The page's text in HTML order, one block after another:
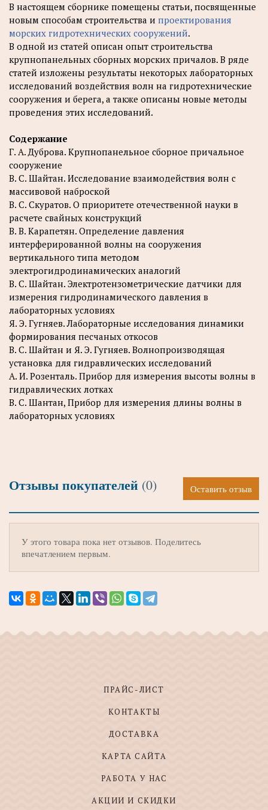
В настоящем сборнике помещены статьи, посвященные
новым способам строительства и проектирования
морских гидротехнических сооружений.
В одной из статей описан опыт строительства
крупнопанельных сборных морских причалов. В ряде
статей изложены результаты некоторых лабораторных
исследований воздействия волн на гидротехнические
сооружения и берега, а также описаны новые методы
проведения этих исследований.
Содержание
Г. А. Дуброва. Крупнопанельное сборное причальное
сооружение
В. С. Шайтан. Исследование взаимодействия волн с
массивовой наброской
В. С. Скуратов. О приоритете отечественной науки в
расчете свайных конструкций
В. В. Карапетян. Определение давления
интерферированной волны на сооружения
вертикального типа методом
электрогидродинамических аналогий
В. С. Шайтан. Электротензометрические датчики для
измерения гидродинамического давления в
лабораторных условиях
Я. Э. Гугняев. Лабораторные исследования динамики
формирования песчаных откосов
В. С. Шайтан и Я. Э. Гугняев. Волнопроизводящая
установка для гидравлических исследований
A. И. Розенталь. Прибор для измерения высоты волны в
гидравлических лотках
B. С. Шантан, Прибор для измерения длины волны в
лабораторных условиях
Отзывы покупателей (0) Оставить отзыв
У этого товара пока нет отзывов. Поделитесь
впечатлением первым.
ПРАЙС-ЛИСТ
КОНТАКТЫ
ДОСТАВКА
КАРТА САЙТА
РАБОТА У НАС
АКЦИИ И СКИДКИ